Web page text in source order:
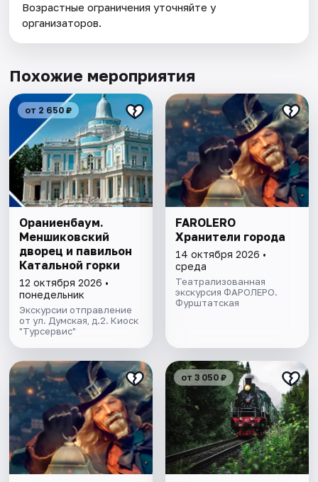
Возрастные ограничения уточняйте у
организаторов.
Похожие мероприятия
от 2 650 ₽
Ораниенбаум.
Меншиковский
дворец и павильон
Катальной горки
12 октября 2026 •
понедельник
Экскурсии отправление
от ул. Думская, д.2. Киоск
"Турсервис"
FAROLERO
Хранители города
14 октября 2026 •
среда
Театрализованная
экскурсия ФАРОЛЕРО.
Фурштатская
от 3 050 ₽